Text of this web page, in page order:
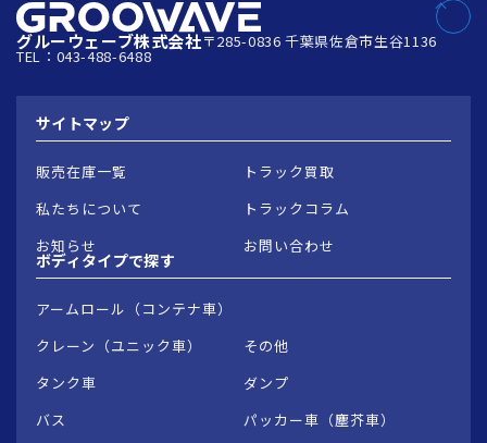
グルーウェーブ株式会社〒285-0836 千葉県佐倉市生谷1136
TEL：043-488-6488
サイトマップ
販売在庫一覧
トラック買取
私たちについて
トラックコラム
お知らせ
お問い合わせ
ボディタイプで探す
アームロール（コンテナ車）
クレーン（ユニック車）
その他
タンク車
ダンプ
バス
パッカー車（塵芥車）